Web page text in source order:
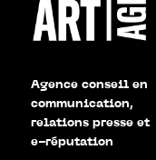
Agence conseil en
communication,
relations presse et
e-réputation